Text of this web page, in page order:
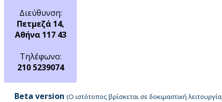
Διεύθυνση:
Πετμεζά 14,
Αθήνα 117 43
Τηλέφωνο:
210 5239074
Beta version (Ο ιστότοπος βρίσκεται σε δοκιμαστική